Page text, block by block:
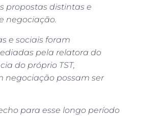
propostas distintas e
negociação.
e sociais foram
pela relatora do
do próprio TST,
negociação possam ser
para esse longo período